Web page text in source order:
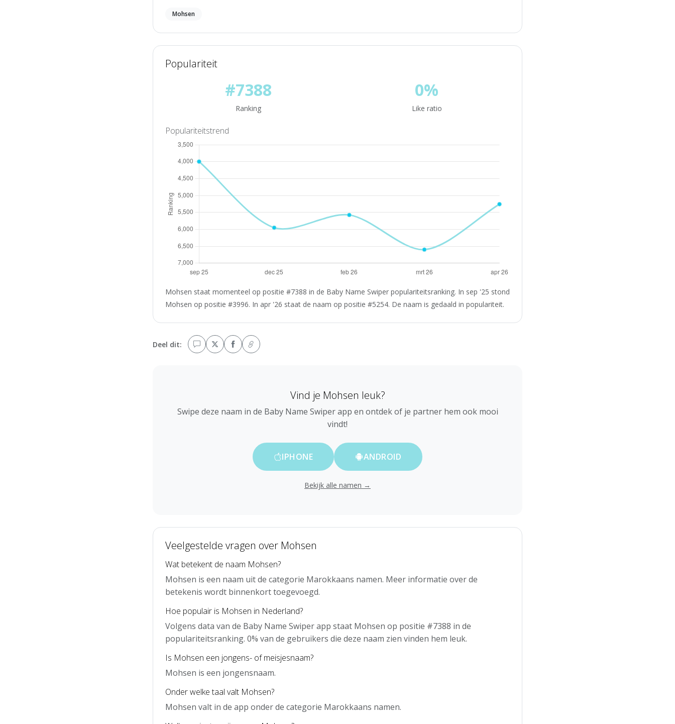
Mohsen
Populariteit
#7388
Ranking
0%
Like ratio
Populariteitstrend
Mohsen staat momenteel op positie #7388 in de Baby Name Swiper populariteitsranking. In sep '25 stond
Mohsen op positie #3996. In apr '26 staat de naam op positie #5254. De naam is gedaald in populariteit.
Deel dit:
Vind je Mohsen leuk?
Swipe deze naam in de Baby Name Swiper app en ontdek of je partner hem ook mooi
vindt!
IPHONE ANDROID
Bekijk alle namen →
Veelgestelde vragen over Mohsen
Wat betekent de naam Mohsen?
Mohsen is een naam uit de categorie Marokkaans namen. Meer informatie over de
betekenis wordt binnenkort toegevoegd.
Hoe populair is Mohsen in Nederland?
Volgens data van de Baby Name Swiper app staat Mohsen op positie #7388 in de
populariteitsranking. 0% van de gebruikers die deze naam zien vinden hem leuk.
Is Mohsen een jongens- of meisjesnaam?
Mohsen is een jongensnaam.
Onder welke taal valt Mohsen?
Mohsen valt in de app onder de categorie Marokkaans namen.